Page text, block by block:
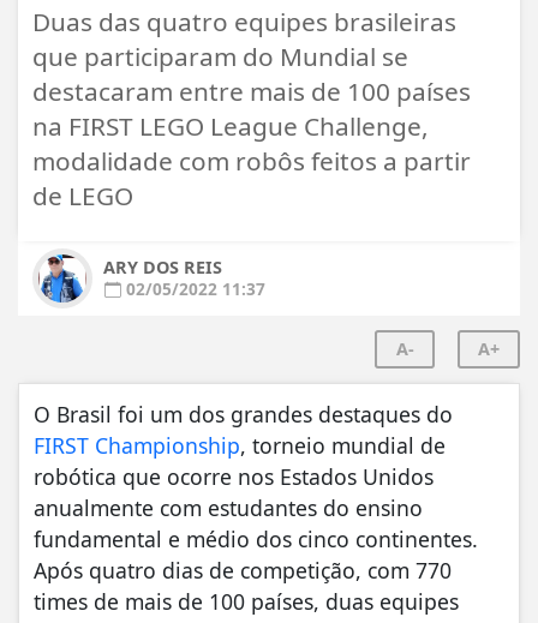
Duas das quatro equipes brasileiras
que participaram do Mundial se
destacaram entre mais de 100 países
na FIRST LEGO League Challenge,
modalidade com robôs feitos a partir
de LEGO
ARY DOS REIS
02/05/2022 11:37
A- A+
O Brasil foi um dos grandes destaques do
FIRST Championship, torneio mundial de
robótica que ocorre nos Estados Unidos
anualmente com estudantes do ensino
fundamental e médio dos cinco continentes.
Após quatro dias de competição, com 770
times de mais de 100 países, duas equipes